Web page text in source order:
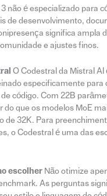
não é especializado para
de desenvolvimento,
significa ampla
e ajustes finos.
O Codestral da Mistral AI
especificamente para
código. Com 22B
do que os modelos MoE
de 32K. Para
o Codestral é uma das
escolherNão otimize
As perguntas